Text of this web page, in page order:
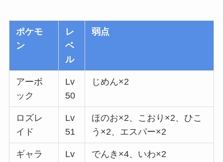
ポケモ
ン
レ
ベ
ル
弱点
アーボ
ック
Lv
50
じめん×2
ロズレ
イド
Lv
51
ほのお×2、こおり×2、ひこ
う×2、エスパー×2
ギャラ
Lv
でんき×4、いわ×2